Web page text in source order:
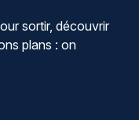
sortir, découvrir
plans : on